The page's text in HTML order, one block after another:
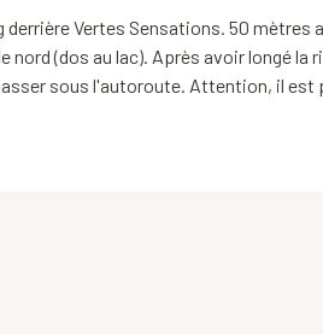
derrière Vertes Sensations. 50 mètres
nord (dos au lac). Après avoir longé
sous l'autoroute. Attention, il est